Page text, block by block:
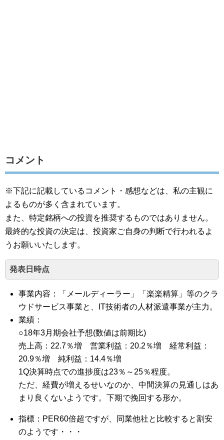
コメント
※下記に記載しているコメント・感想などは、私の主観に
よるものが多く含まれています。
また、特定銘柄への投資を推奨するものではありません。
最終的な投資の決定は、投資家ご自身の判断で行われるよ
うお願いいたします。
発表日時点
事業内容：「メールディーラー」「楽楽精算」等のクラ
ウドサービス事業と、IT技術者の人材派遣事業が主力。
業績：
○18年3月期会社予想(数値は前期比)
売上高：22.7％増 営業利益：20.2％増 経常利益：
20.9％増 純利益：14.4％増
1Q決算時点での進捗度は23％～25％程度。
ただ、経費が増えるせいなのか、中間決算の見通しはあ
まり良くないようです。下期で挽回する形か。
指標：PER60倍超ですが、同業他社と比較すると割安
のようです・・・